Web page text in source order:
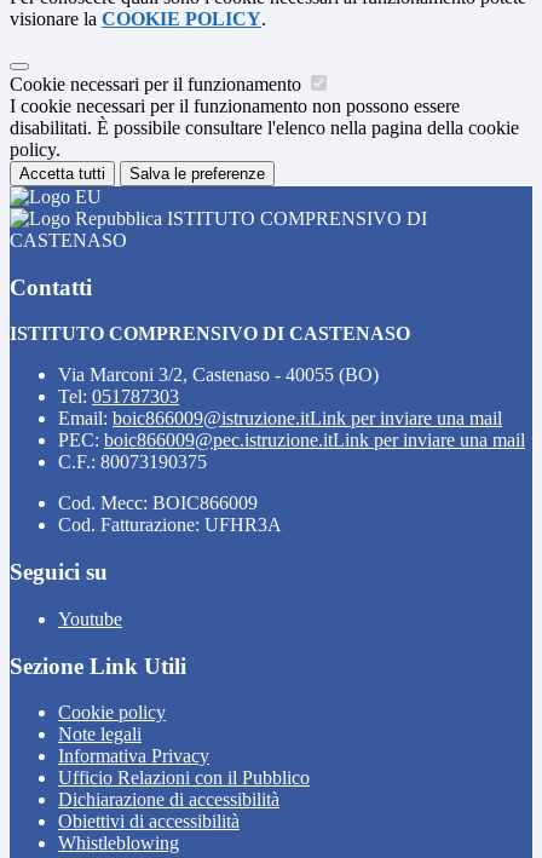
visionare la COOKIE POLICY.
Cookie necessari per il funzionamento
I cookie necessari per il funzionamento non possono essere
disabilitati. È possibile consultare l'elenco nella pagina della cookie
policy.
Accetta tutti Salva le preferenze
ISTITUTO COMPRENSIVO DI
CASTENASO
Contatti
ISTITUTO COMPRENSIVO DI CASTENASO
Via Marconi 3/2, Castenaso - 40055 (BO)
Tel: 051787303
Email: boic866009@istruzione.itLink per inviare una mail
PEC: boic866009@pec.istruzione.itLink per inviare una mail
C.F.: 80073190375
Cod. Mecc: BOIC866009
Cod. Fatturazione: UFHR3A
Seguici su
Youtube
Sezione Link Utili
Cookie policy
Note legali
Informativa Privacy
Ufficio Relazioni con il Pubblico
Dichiarazione di accessibilità
Obiettivi di accessibilità
Whistleblowing